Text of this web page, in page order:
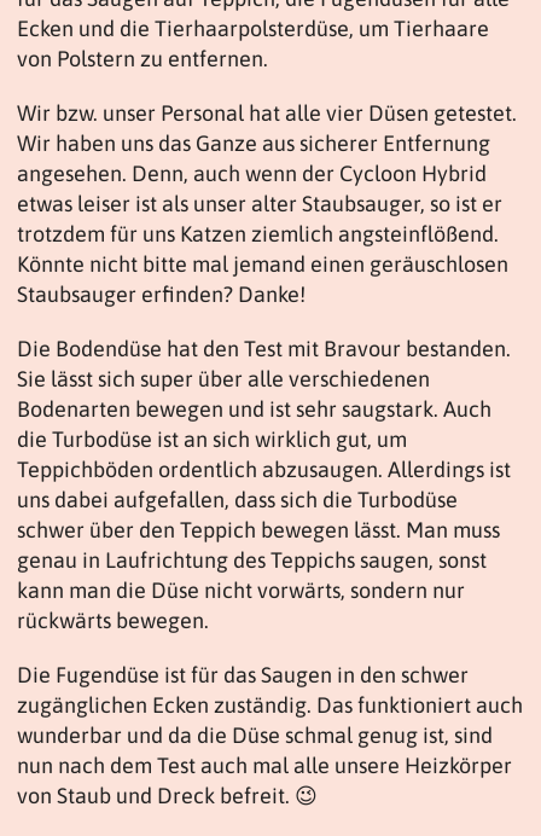
Ecken und die Tierhaarpolsterdüse, um Tierhaare
von Polstern zu entfernen.
Wir bzw. unser Personal hat alle vier Düsen getestet.
Wir haben uns das Ganze aus sicherer Entfernung
angesehen. Denn, auch wenn der Cycloon Hybrid
etwas leiser ist als unser alter Staubsauger, so ist er
trotzdem für uns Katzen ziemlich angsteinflößend.
Könnte nicht bitte mal jemand einen geräuschlosen
Staubsauger erfinden? Danke!
Die Bodendüse hat den Test mit Bravour bestanden.
Sie lässt sich super über alle verschiedenen
Bodenarten bewegen und ist sehr saugstark. Auch
die Turbodüse ist an sich wirklich gut, um
Teppichböden ordentlich abzusaugen. Allerdings ist
uns dabei aufgefallen, dass sich die Turbodüse
schwer über den Teppich bewegen lässt. Man muss
genau in Laufrichtung des Teppichs saugen, sonst
kann man die Düse nicht vorwärts, sondern nur
rückwärts bewegen.
Die Fugendüse ist für das Saugen in den schwer
zugänglichen Ecken zuständig. Das funktioniert auch
wunderbar und da die Düse schmal genug ist, sind
nun nach dem Test auch mal alle unsere Heizkörper
von Staub und Dreck befreit. 😉